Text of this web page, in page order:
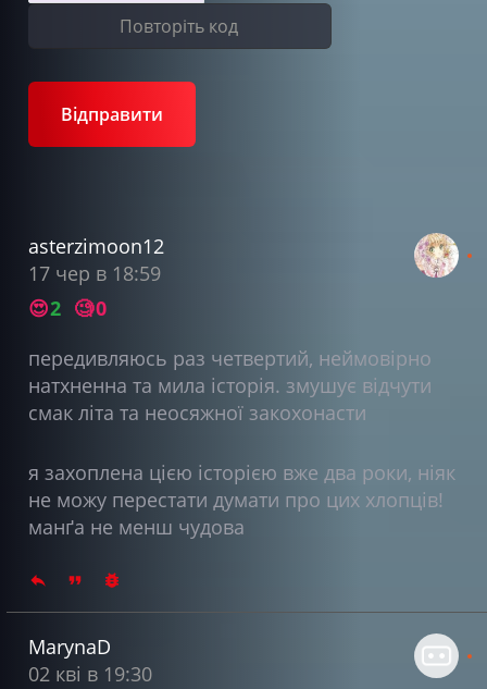
Відправити
asterzimoon12
17 чер в 18:59
😍2 🧐0
передивляюсь раз четвертий, неймовірно
натхненна та мила історія. змушує відчути
смак літа та неосяжної закохонасти
я захоплена цією історією вже два роки, ніяк
не можу перестати думати про цих хлопців!
манґа не менш чудова
MarynaD
02 кві в 19:30